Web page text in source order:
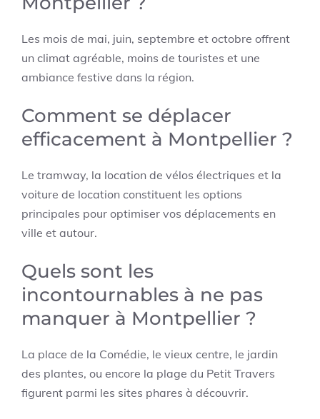
Les mois de mai, juin, septembre et octobre offrent
un climat agréable, moins de touristes et une
ambiance festive dans la région.
Comment se déplacer
efficacement à Montpellier ?
Le tramway, la location de vélos électriques et la
voiture de location constituent les options
principales pour optimiser vos déplacements en
ville et autour.
Quels sont les
incontournables à ne pas
manquer à Montpellier ?
La place de la Comédie, le vieux centre, le jardin
des plantes, ou encore la plage du Petit Travers
figurent parmi les sites phares à découvrir.